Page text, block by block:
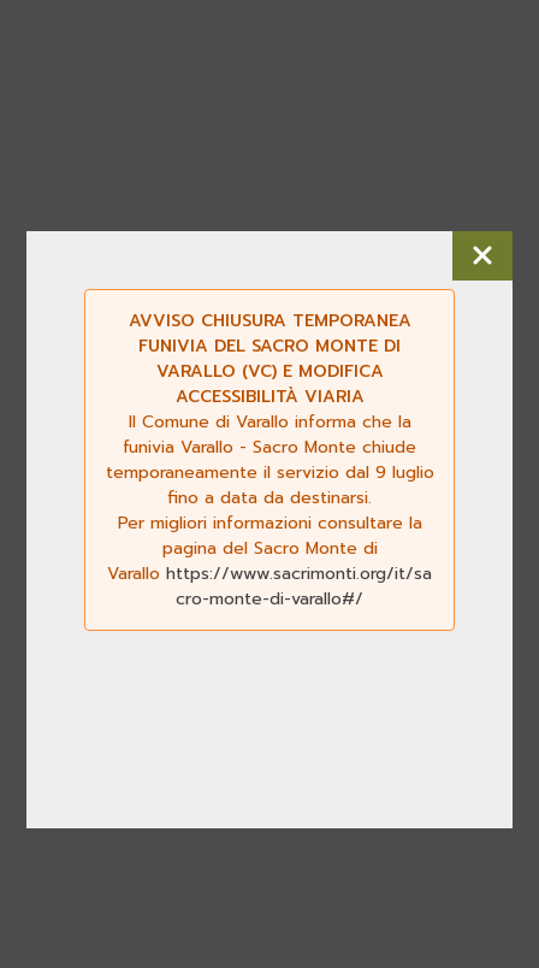
AVVISO CHIUSURA TEMPORANEA
FUNIVIA DEL SACRO MONTE DI
VARALLO (VC) E MODIFICA
ACCESSIBILITÀ VIARIA
Il Comune di Varallo informa che la
funivia Varallo - Sacro Monte chiude
temporaneamente il servizio dal 9 luglio
fino a data da destinarsi.
Per migliori informazioni consultare la
pagina del Sacro Monte di
Varallo https://www.sacrimonti.org/it/sa
cro-monte-di-varallo#/